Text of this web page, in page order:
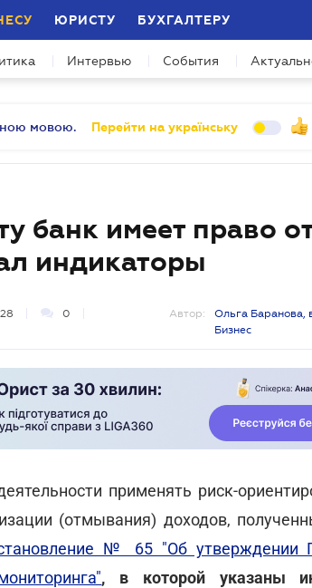
ЮРИСТУ БУХГАЛТЕРУ
Интервью События
мовою. Перейти на українську
банк имеет право
индикаторы
0 Автор:
Ольга Баранова,
Бизнес
применять риск-
(отмывания) доходов,
№ 65 "Об утверждении
, в которой указаны